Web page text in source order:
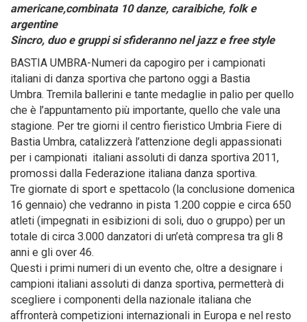
americane,combinata 10 danze, caraibiche, folk e
argentine
Sincro, duo e gruppi si sfideranno nel jazz e free style
BASTIA UMBRA-Numeri da capogiro per i campionati
italiani di danza sportiva che partono oggi a Bastia
Umbra. Tremila ballerini e tante medaglie in palio per quello
che è l’appuntamento più importante, quello che vale una
stagione. Per tre giorni il centro fieristico Umbria Fiere di
Bastia Umbra, catalizzerà l’attenzione degli appassionati
per i campionati italiani assoluti di danza sportiva 2011,
promossi dalla Federazione italiana danza sportiva.
Tre giornate di sport e spettacolo (la conclusione domenica
16 gennaio) che vedranno in pista 1.200 coppie e circa 650
atleti (impegnati in esibizioni di soli, duo o gruppo) per un
totale di circa 3.000 danzatori di un’età compresa tra gli 8
anni e gli over 46.
Questi i primi numeri di un evento che, oltre a designare i
campioni italiani assoluti di danza sportiva, permetterà di
scegliere i componenti della nazionale italiana che
affronterà competizioni internazionali in Europa e nel resto